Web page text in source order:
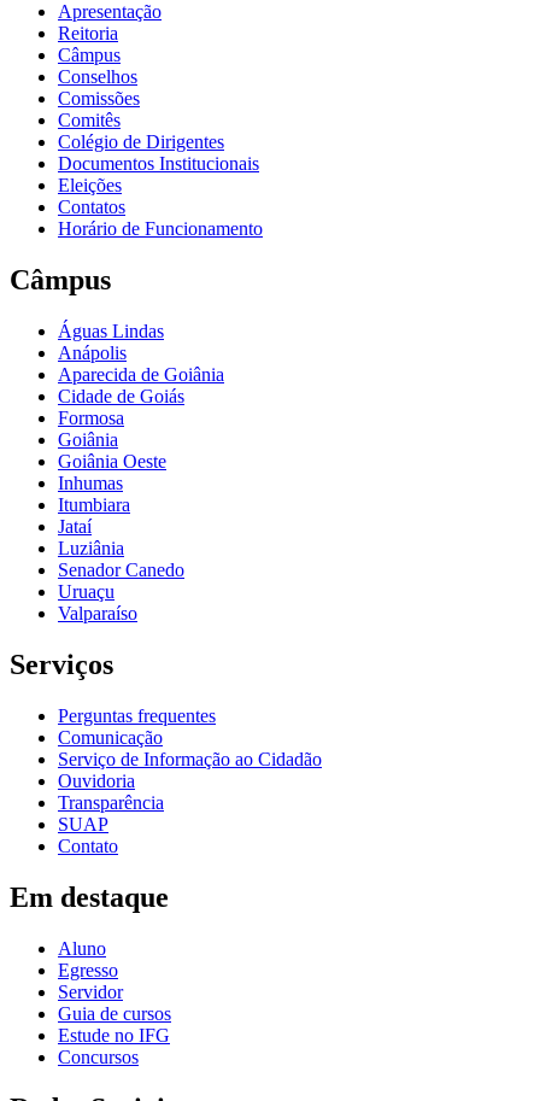
Apresentação
Reitoria
Câmpus
Conselhos
Comissões
Comitês
Colégio de Dirigentes
Documentos Institucionais
Eleições
Contatos
Horário de Funcionamento
Câmpus
Águas Lindas
Anápolis
Aparecida de Goiânia
Cidade de Goiás
Formosa
Goiânia
Goiânia Oeste
Inhumas
Itumbiara
Jataí
Luziânia
Senador Canedo
Uruaçu
Valparaíso
Serviços
Perguntas frequentes
Comunicação
Serviço de Informação ao Cidadão
Ouvidoria
Transparência
SUAP
Contato
Em destaque
Aluno
Egresso
Servidor
Guia de cursos
Estude no IFG
Concursos